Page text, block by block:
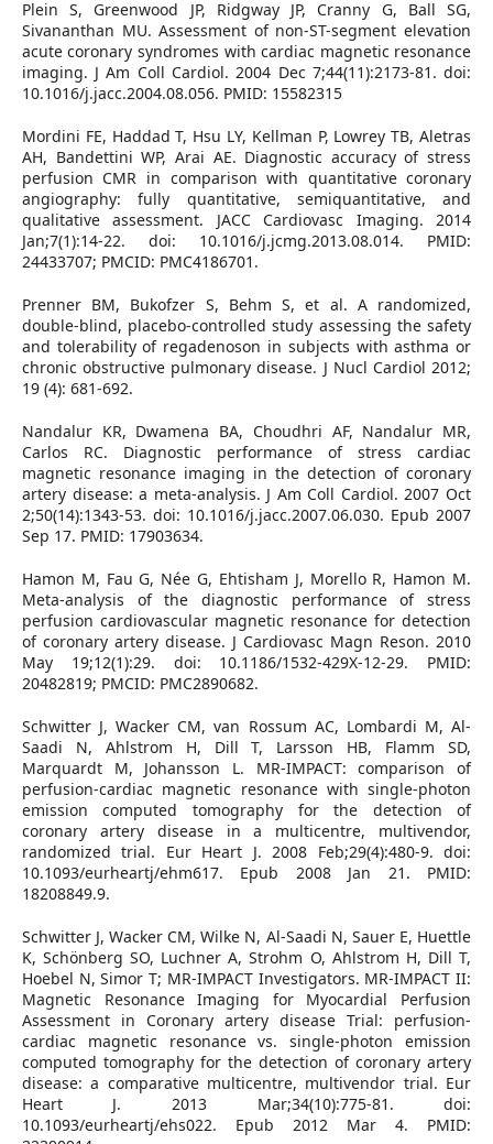
Plein S, Greenwood JP, Ridgway JP, Cranny G, Ball SG,
Sivananthan MU. Assessment of non-ST-segment elevation
acute coronary syndromes with cardiac magnetic resonance
imaging. J Am Coll Cardiol. 2004 Dec 7;44(11):2173-81. doi:
10.1016/j.jacc.2004.08.056. PMID: 15582315
Mordini FE, Haddad T, Hsu LY, Kellman P, Lowrey TB, Aletras
AH, Bandettini WP, Arai AE. Diagnostic accuracy of stress
perfusion CMR in comparison with quantitative coronary
angiography: fully quantitative, semiquantitative, and
qualitative assessment. JACC Cardiovasc Imaging. 2014
Jan;7(1):14-22. doi: 10.1016/j.jcmg.2013.08.014. PMID:
24433707; PMCID: PMC4186701.
Prenner BM, Bukofzer S, Behm S, et al. A randomized,
double-blind, placebo-controlled study assessing the safety
and tolerability of regadenoson in subjects with asthma or
chronic obstructive pulmonary disease. J Nucl Cardiol 2012;
19 (4): 681-692.
Nandalur KR, Dwamena BA, Choudhri AF, Nandalur MR,
Carlos RC. Diagnostic performance of stress cardiac
magnetic resonance imaging in the detection of coronary
artery disease: a meta-analysis. J Am Coll Cardiol. 2007 Oct
2;50(14):1343-53. doi: 10.1016/j.jacc.2007.06.030. Epub 2007
Sep 17. PMID: 17903634.
Hamon M, Fau G, Née G, Ehtisham J, Morello R, Hamon M.
Meta-analysis of the diagnostic performance of stress
perfusion cardiovascular magnetic resonance for detection
of coronary artery disease. J Cardiovasc Magn Reson. 2010
May 19;12(1):29. doi: 10.1186/1532-429X-12-29. PMID:
20482819; PMCID: PMC2890682.
Schwitter J, Wacker CM, van Rossum AC, Lombardi M, Al-
Saadi N, Ahlstrom H, Dill T, Larsson HB, Flamm SD,
Marquardt M, Johansson L. MR-IMPACT: comparison of
perfusion-cardiac magnetic resonance with single-photon
emission computed tomography for the detection of
coronary artery disease in a multicentre, multivendor,
randomized trial. Eur Heart J. 2008 Feb;29(4):480-9. doi:
10.1093/eurheartj/ehm617. Epub 2008 Jan 21. PMID:
18208849.9.
Schwitter J, Wacker CM, Wilke N, Al-Saadi N, Sauer E, Huettle
K, Schönberg SO, Luchner A, Strohm O, Ahlstrom H, Dill T,
Hoebel N, Simor T; MR-IMPACT Investigators. MR-IMPACT II:
Magnetic Resonance Imaging for Myocardial Perfusion
Assessment in Coronary artery disease Trial: perfusion-
cardiac magnetic resonance vs. single-photon emission
computed tomography for the detection of coronary artery
disease: a comparative multicentre, multivendor trial. Eur
Heart J. 2013 Mar;34(10):775-81. doi:
10.1093/eurheartj/ehs022. Epub 2012 Mar 4. PMID: